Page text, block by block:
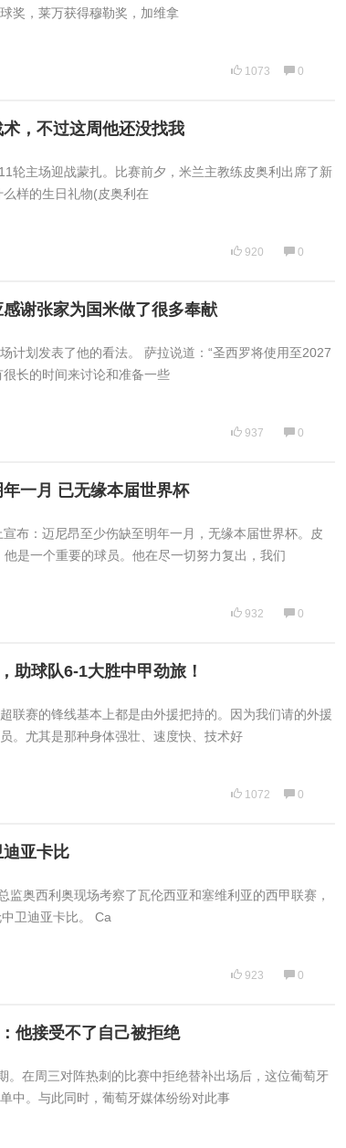
奖，莱万获得穆勒奖，加维拿
1073 0
，不过这周他还没找我
轮主场迎战蒙扎。比赛前夕，米兰主教练皮奥利出席了新
样的生日礼物(皮奥利在
920 0
谢张家为国米做了很多奉献
计划发表了他的看法。 萨拉说道：“圣西罗将使用至2027
长的时间来讨论和准备一些
937 0
一月 已无缘本届世界杯
布：迈尼昂至少伤缺至明年一月，无缘本届世界杯。皮
是一个重要的球员。他在尽一切努力复出，我们
932 0
助球队6-1大胜中甲劲旅！
联赛的锋线基本上都是由外援把持的。因为我们请的外援
。尤其是那种身体强壮、速度快、技术好
1072 0
亚卡比
奥西利奥现场考察了瓦伦西亚和塞维利亚的西甲联赛，
卫迪亚卡比。 Ca
923 0
他接受不了自己被拒绝
。在周三对阵热刺的比赛中拒绝替补出场后，这位葡萄牙
中。与此同时，葡萄牙媒体纷纷对此事